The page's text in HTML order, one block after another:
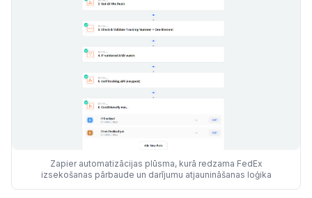
Zapier automatizācijas plūsma, kurā redzama FedEx
izsekošanas pārbaude un darījumu atjaunināšanas loģika